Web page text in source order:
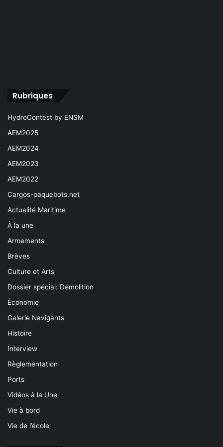
Rubriques
HydroContest by ENSM
AEM2025
AEM2024
AEM2023
AEM2022
Cargos-paquebots.net
Actualité Maritime
À la une
Armements
Brèves
Culture et Arts
Dossier spécial: Démolition
Économie
Galerie Navigants
Histoire
Interview
Règlementation
Ports
Vidéos à la Une
Vie à bord
Vie de l’école